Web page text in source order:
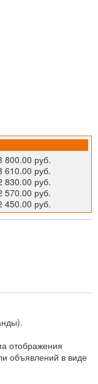
800.00 руб.
610.00 руб.
830.00 руб.
570.00 руб.
450.00 руб.
отображения
объявлений в виде